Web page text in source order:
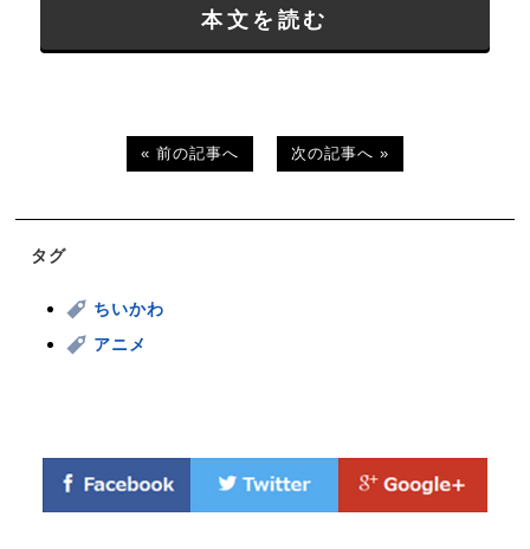
本文を読む
« 前の記事へ 次の記事へ »
タグ
ちいかわ
アニメ